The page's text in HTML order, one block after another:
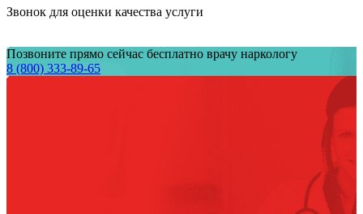
Звонок для оценки качества услуги
Позвоните прямо сейчас бесплатно врачу наркологу
8 (800) 333-89-65